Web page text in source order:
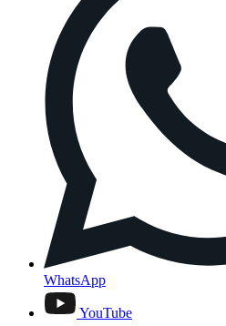
WhatsApp
YouTube